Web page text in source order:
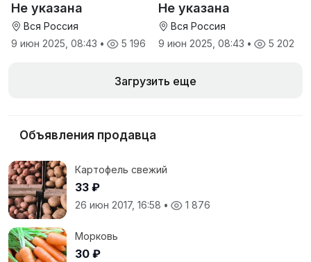
антидиарейная
кормовая добавка для
телят
Не указана
Вся Россия
9 июн 2025, 08:43 • 5 196
Не указана
Вся Россия
9 июн 2025, 08:43 • 5 202
Загрузить еще
Объявления продавца
Картофель свежий
33 ₽
26 июн 2017, 16:58 • 1 876
Морковь
30 ₽